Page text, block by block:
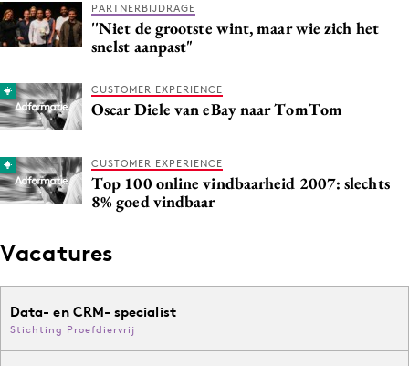
PARTNERBIJDRAGE
''Niet de grootste wint, maar wie zich het
snelst aanpast"
CUSTOMER EXPERIENCE
Oscar Diele van eBay naar TomTom
CUSTOMER EXPERIENCE
Top 100 online vindbaarheid 2007: slechts
8% goed vindbaar
Vacatures
Data- en CRM- specialist
Stichting Proefdiervrij